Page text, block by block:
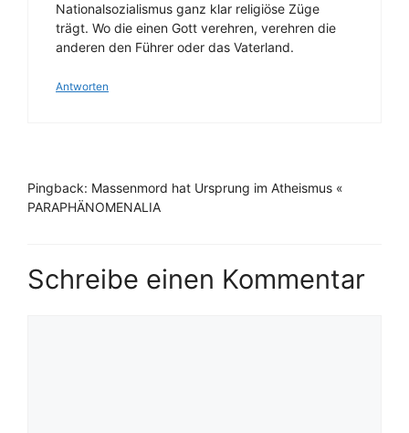
Nationalsozialismus ganz klar religiöse Züge
trägt. Wo die einen Gott verehren, verehren die
anderen den Führer oder das Vaterland.
Antworten
Pingback: Massenmord hat Ursprung im Atheismus «
PARAPHÄNOMENALIA
Schreibe einen Kommentar